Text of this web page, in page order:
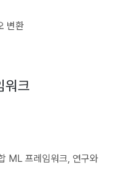
변환
워크
ML 프레임워크, 연구와